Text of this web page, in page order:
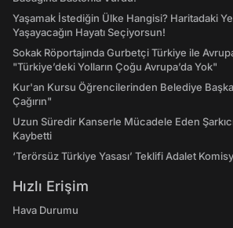
Yaşamak İstediğin Ülke Hangisi? Haritadaki
Yaşayacağın Hayatı Seçiyorsun!
Sokak Röportajında Gurbetçi Türkiye ile
"Türkiye’deki Yolların Çoğu Avrupa’da Yok"
Kur'an Kursu Öğrencilerinden Belediye
Çağırın"
Uzun Süredir Kanserle Mücadele Eden
Kaybetti
‘Terörsüz Türkiye Yasası’ Teklifi Adalet
Hızlı Erişim
Hava Durumu